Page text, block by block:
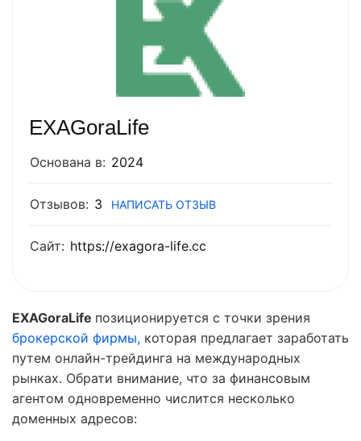
EXAGoraLife
Основана в: 2024
Отзывов: 3 НАПИСАТЬ ОТЗЫВ
Сайт: https://exagora-life.cc
EXAGoraLife позиционируется с точки зрения
брокерской фирмы, которая предлагает заработать
путем онлайн-трейдинга на международных
рынках. Обрати внимание, что за финансовым
агентом одновременно числится несколько
доменных адресов: